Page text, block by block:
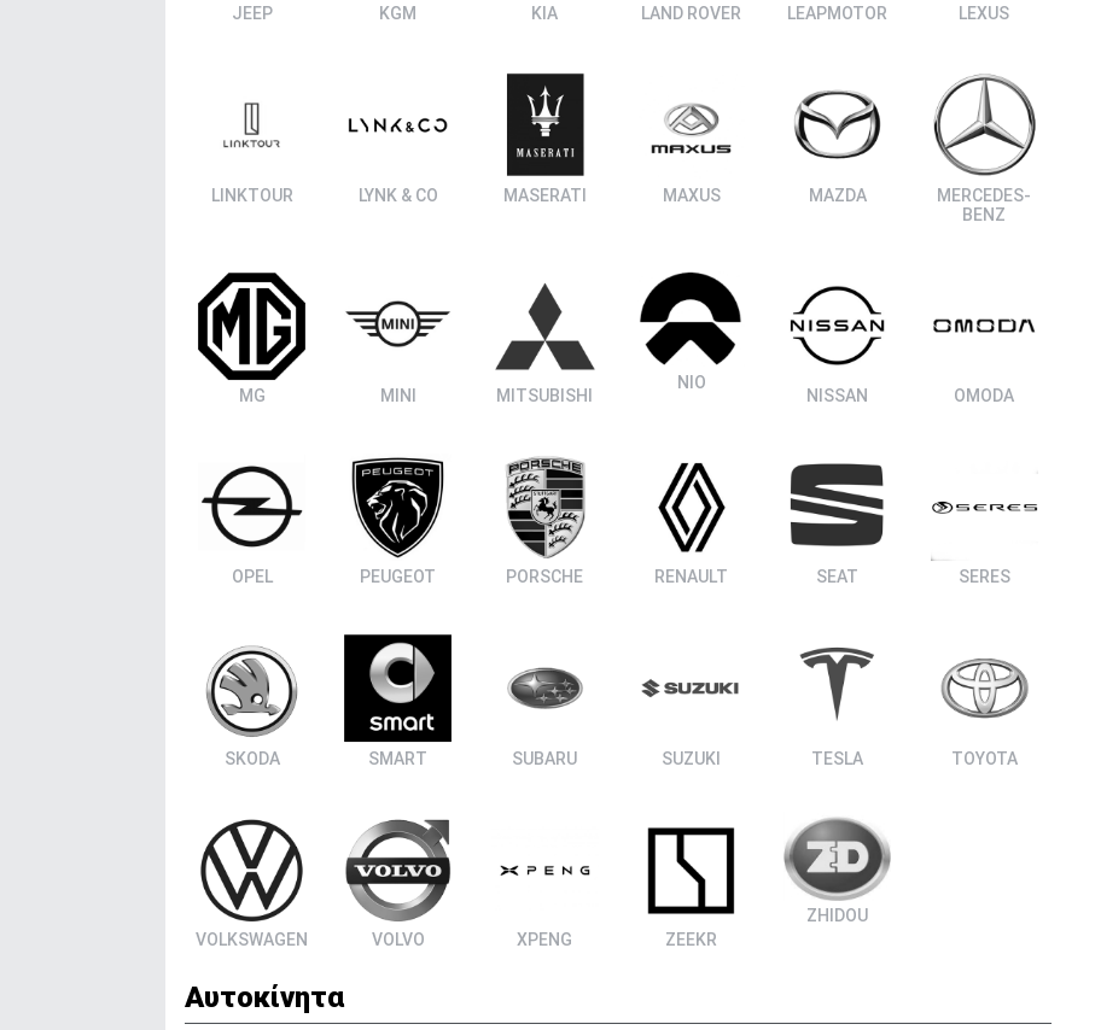
JEEP KGM KIA LAND ROVER LEAPMOTOR LEXUS
LINKTOUR LYNK & CO MASERATI MAXUS MAZDA
MERCEDES-
BENZ
MG MINI MITSUBISHI
NIO
NISSAN OMODA
OPEL PEUGEOT PORSCHE RENAULT SEAT SERES
SKODA SMART SUBARU SUZUKI TESLA TOYOTA
VOLKSWAGEN VOLVO XPENG ZEEKR
ZHIDOU
Αυτοκίνητα